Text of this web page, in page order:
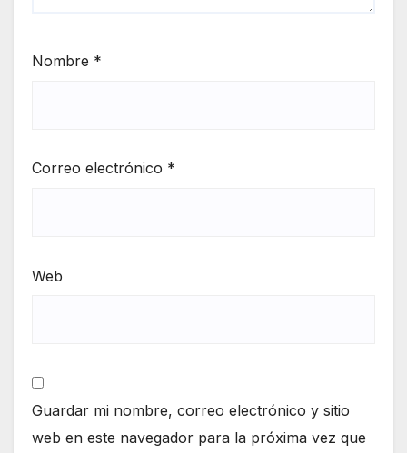
Nombre *
Correo electrónico *
Web
Guardar mi nombre, correo electrónico y sitio
web en este navegador para la próxima vez que